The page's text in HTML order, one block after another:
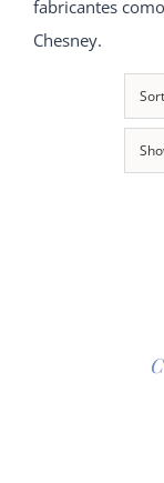
fabricantes
Chesney.